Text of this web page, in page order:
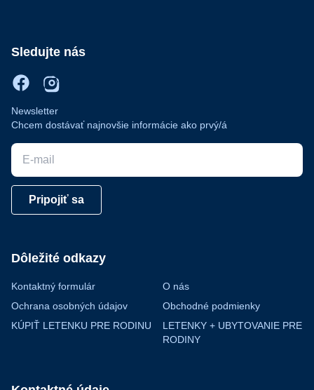
Sledujte nás
Newsletter
Chcem dostávať najnovšie informácie ako prvý/á
E-mail
Pripojiť sa
Dôležité odkazy
Kontaktný formulár
O nás
Ochrana osobných údajov
Obchodné podmienky
KÚPIŤ LETENKU PRE RODINU
LETENKY + UBYTOVANIE PRE
RODINY